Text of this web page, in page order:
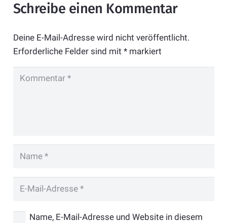
Schreibe einen Kommentar
Deine E-Mail-Adresse wird nicht veröffentlicht.
Erforderliche Felder sind mit *markiert
Name, E-Mail-Adresse und Website in diesem